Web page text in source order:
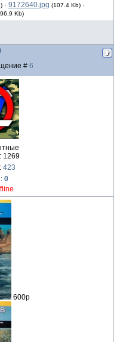
· 9172640.jpg (107.4 Kb) ·
Kb)
# 6
1269
423
0
600р